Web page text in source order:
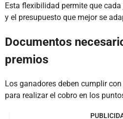
Esta flexibilidad permite que
y el presupuesto que mejor se
Documentos
premios
Los ganadores deben cumplir
para realizar el cobro en los